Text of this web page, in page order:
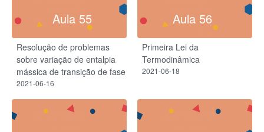
Aula 55
Resolução de problemas
sobre variação de entalpia
mássica de transição de fase
2021-06-16
Aula 56
Primeira Lei da
Termodinâmica
2021-06-18